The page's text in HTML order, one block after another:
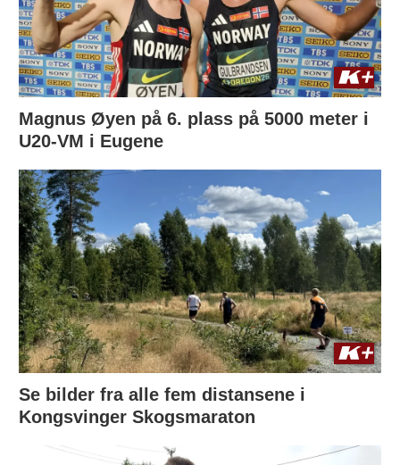
Magnus Øyen på 6. plass på 5000 meter i
U20-VM i Eugene
Se bilder fra alle fem distansene i
Kongsvinger Skogsmaraton